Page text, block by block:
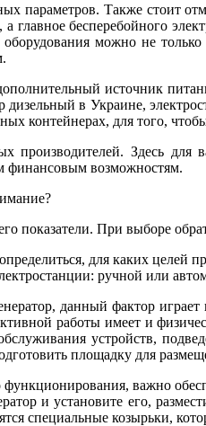
параметров. Также стоит
бесперебойного
можно не
источник
в Украине,
контейнерах, для того,
производителей. Здесь для
финансовым возможностям.
показатели. При выборе
для каких целей
ручной или
данный фактор
работы имеет и
устройств,
площадку для
важно
и установите его,
специальные козырьки,